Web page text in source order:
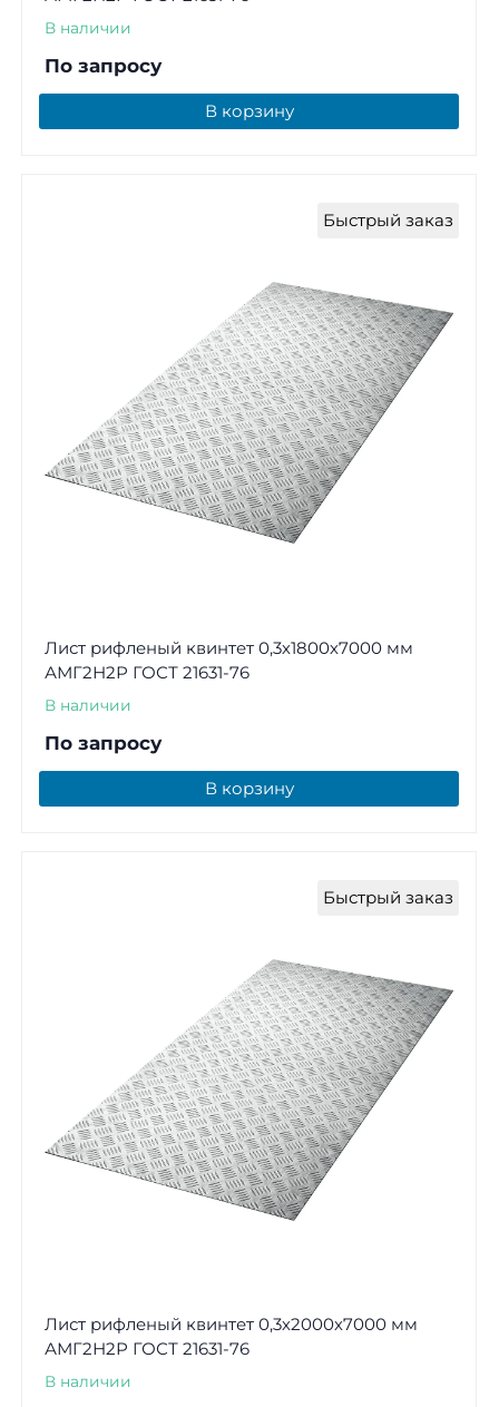
В наличии
По запросу
В корзину
Быстрый заказ
Лист рифленый квинтет 0,3х1800х7000 мм
АМГ2Н2Р ГОСТ 21631-76
В наличии
По запросу
В корзину
Быстрый заказ
Лист рифленый квинтет 0,3х2000х7000 мм
АМГ2Н2Р ГОСТ 21631-76
В наличии